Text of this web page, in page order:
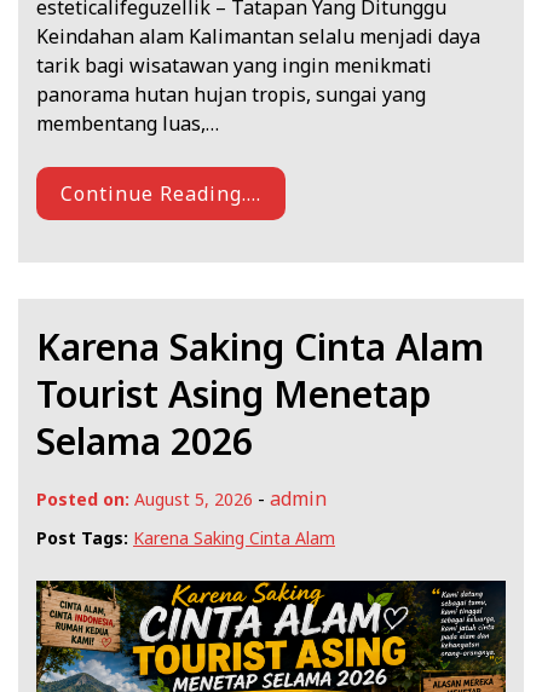
esteticalifeguzellik – Tatapan Yang Ditunggu
Keindahan alam Kalimantan selalu menjadi daya
tarik bagi wisatawan yang ingin menikmati
panorama hutan hujan tropis, sungai yang
membentang luas,…
Continue Reading....
Karena Saking Cinta Alam
Tourist Asing Menetap
Selama 2026
Posted on: August 5, 2026 - admin
Post Tags: Karena Saking Cinta Alam